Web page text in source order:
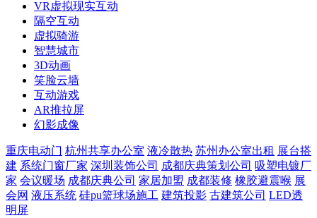
VR虚拟现实互动
隔空互动
虚拟骑游
智慧城市
3D动画
笑脸云墙
互动游戏
AR推拉屏
幻影成像
重庆电动门 杭州共享办公室 液冷散热 苏州办公室出租 展台搭
建 系统门窗厂家 深圳装饰公司 成都庆典策划公司 吸塑电镀厂
家 会议暖场 成都庆典公司 家居加盟 成都装修 橡胶避震喉 展
会网 液压系统 硅pu篮球场施工 建筑投影 古建筑公司 LED透
明屏